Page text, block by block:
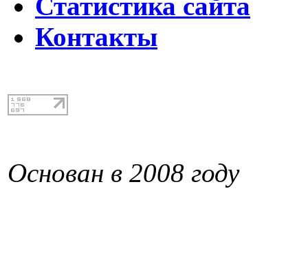
Статистика сайта
Контакты
Основан в 2008 году